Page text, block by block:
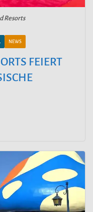
Resorts
NEWS
FEIERT